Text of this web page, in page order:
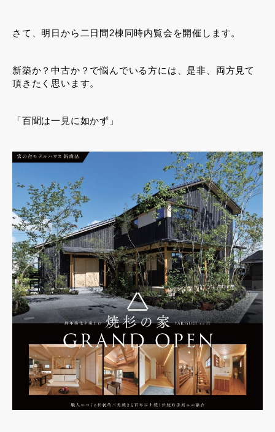
さて、明日から二日間2棟同時内覧会を開催します。
新築か？中古か？で悩んでいる方には、是非、両方見て
頂きたく思います。
「百聞は一見に如かず」